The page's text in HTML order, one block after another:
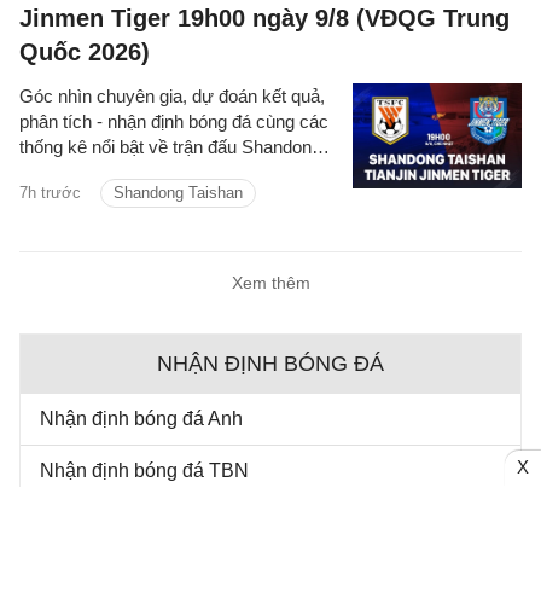
Jinmen Tiger 19h00 ngày 9/8 (VĐQG Trung
Quốc 2026)
7h trước Shandong Taishan
Góc nhìn chuyên gia, dự đoán kết quả,
phân tích - nhận định bóng đá cùng các
thống kê nổi bật về trận đấu Shandong
giải VĐQG Trung Quốc hôm nay
Xem thêm
NHẬN ĐỊNH BÓNG ĐÁ
Nhận định bóng đá Anh
Nhận định bóng đá TBN X